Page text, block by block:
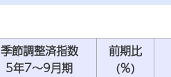
季節調整済指数
5年7～9月期
前期比
(％)